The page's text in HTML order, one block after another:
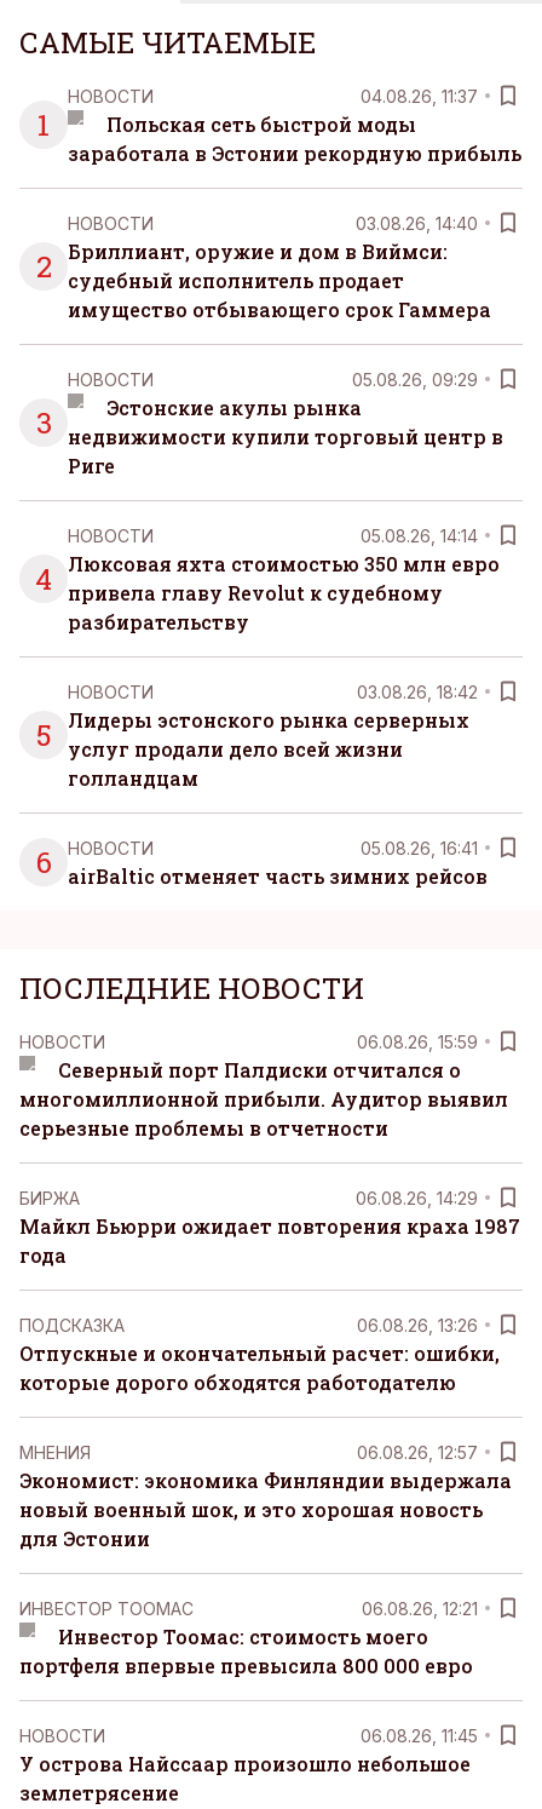
САМЫЕ ЧИТАЕМЫЕ
1
НОВОСТИ 04.08.26, 11:37
Польская сеть быстрой моды
заработала в Эстонии рекордную прибыль
2
НОВОСТИ 03.08.26, 14:40
Бриллиант, оружие и дом в Виймси:
судебный исполнитель продает
имущество отбывающего срок Гаммера
3
НОВОСТИ 05.08.26, 09:29
Эстонские акулы рынка
недвижимости купили торговый центр в
Риге
4
НОВОСТИ 05.08.26, 14:14
Люксовая яхта стоимостью 350 млн евро
привела главу Revolut к судебному
разбирательству
5
НОВОСТИ 03.08.26, 18:42
Лидеры эстонского рынка серверных
услуг продали дело всей жизни
голландцам
6 НОВОСТИ 05.08.26, 16:41
airBaltic отменяет часть зимних рейсов
ПОСЛЕДНИЕ НОВОСТИ
НОВОСТИ 06.08.26, 15:59
Северный порт Палдиски отчитался о
многомиллионной прибыли. Аудитор выявил
серьезные проблемы в отчетности
БИРЖА 06.08.26, 14:29
Майкл Бьюрри ожидает повторения краха 1987
года
ПОДСКАЗКА 06.08.26, 13:26
Отпускные и окончательный расчет: ошибки,
которые дорого обходятся работодателю
MНЕНИЯ 06.08.26, 12:57
Экономист: экономика Финляндии выдержала
новый военный шок, и это хорошая новость
для Эстонии
ИНВЕСТОР ТООМАС 06.08.26, 12:21
Инвестор Тоомас: стоимость моего
портфеля впервые превысила 800 000 евро
НОВОСТИ 06.08.26, 11:45
У острова Найссаар произошло небольшое
землетрясение